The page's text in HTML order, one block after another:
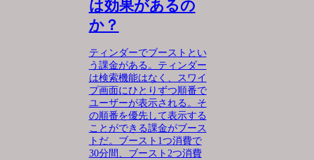
は効果があるの
か？
ティンダーでブーストとい
う課金がある。ティンダー
は検索機能はなく、スワイ
プ画面にひとりずつ順番で
ユーザーが表示される。そ
の順番を優先して表示する
ことができる課金がブース
トだ。ブースト1つ消費で
30分間、ブースト2つ消費